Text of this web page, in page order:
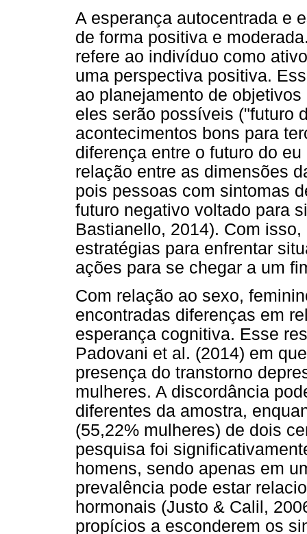
A esperança autocentrada e
de forma positiva e
refere ao indivíduo como
uma perspectiva positiva.
ao planejamento de
eles serão possíveis ("futuro
acontecimentos bons para
diferença entre o futuro do
relação entre as dimensões
pois pessoas com sintomas
futuro negativo voltado para
Bastianello, 2014). Com
estratégias para enfrentar
ações para se chegar a um
Com relação ao sexo,
encontradas diferenças em
esperança cognitiva. Esse
Padovani et al. (2014) em
presença do transtorno
mulheres. A discordância
diferentes da amostra,
(55,22% mulheres) de dois
pesquisa foi
homens, sendo apenas em
prevalência pode estar
hormonais (Justo & Calil,
propícios a esconderem os